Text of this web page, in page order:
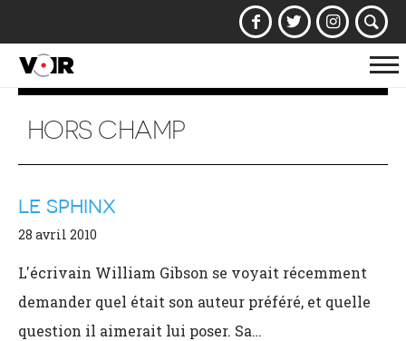
la
HORS CHAMP
LE SPHINX
28 avril 2010
L'écrivain William Gibson se voyait récemment
demander quel était son auteur préféré, et quelle
question il aimerait lui poser. Sa…